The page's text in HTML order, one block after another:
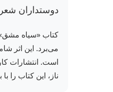
دوستداران
کتاب «سیاه مشق»
می‌برد. این اثر
است. انتشارات
ناز، این کتاب را